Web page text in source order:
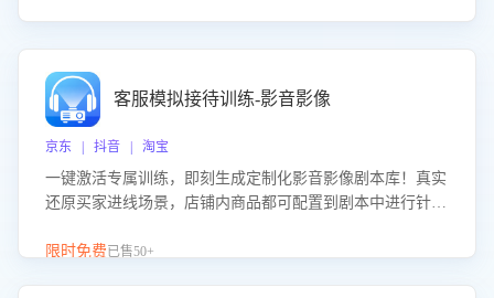
客服模拟接待训练-影音影像
京东 | 抖音 | 淘宝
一键激活专属训练，即刻生成定制化影音影像剧本库！真实
还原买家进线场景，店铺内商品都可配置到剧本中进行针对
击 “立即开通”，快速获取影音影像类目剧本，一键开启客服
限时免费已售50+